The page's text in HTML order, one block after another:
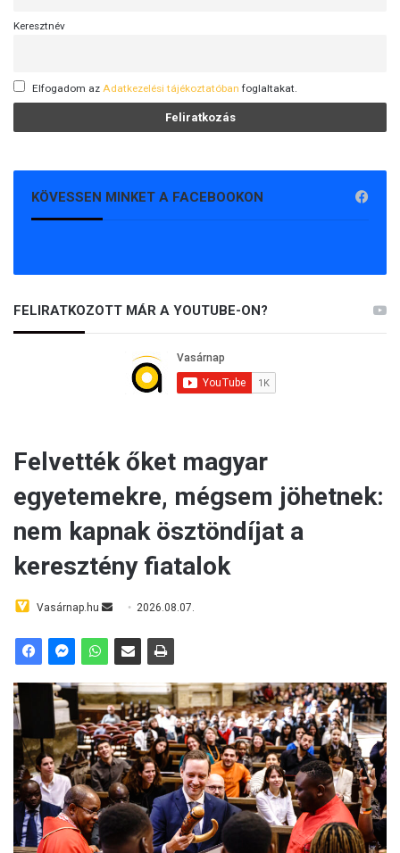
Keresztnév
Elfogadom az Adatkezelési tájékoztatóban foglaltakat.
KÖVESSEN MINKET A FACEBOOKON
FELIRATKOZOTT MÁR A YOUTUBE-ON?